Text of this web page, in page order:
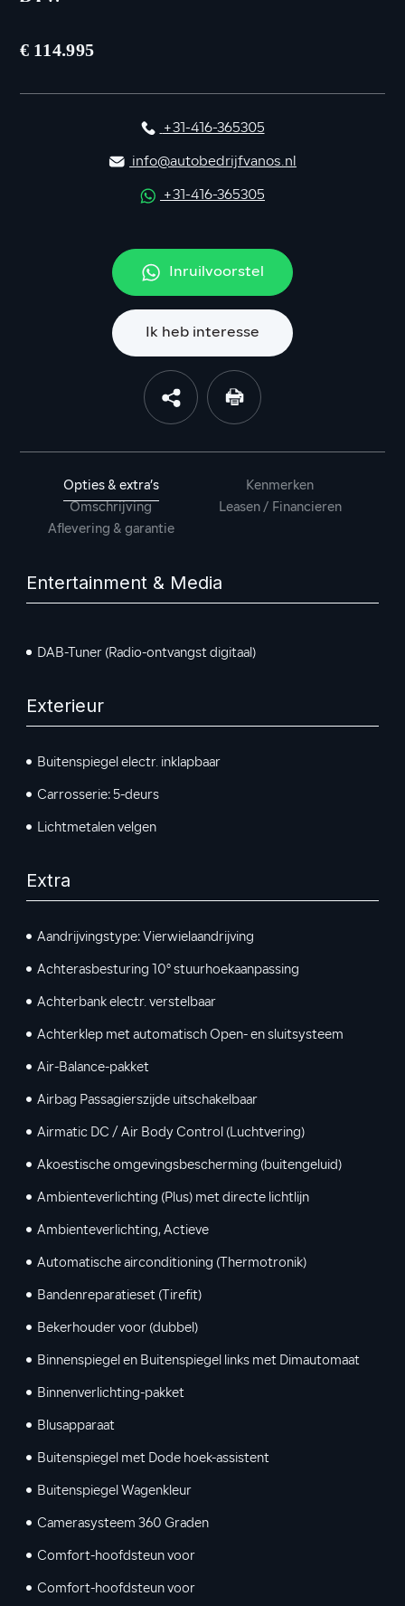
€ 114.995
+31-416-365305
info@autobedrijfvanos.nl
+31-416-365305
Inruilvoorstel
Ik heb interesse
Opties & extra’s
Kenmerken
Omschrijving
Leasen / Financieren
Aflevering & garantie
Entertainment & Media
DAB-Tuner (Radio-ontvangst digitaal)
Exterieur
Buitenspiegel electr. inklapbaar
Carrosserie: 5-deurs
Lichtmetalen velgen
Extra
Aandrijvingstype: Vierwielaandrijving
Achterasbesturing 10° stuurhoekaanpassing
Achterbank electr. verstelbaar
Achterklep met automatisch Open- en sluitsysteem
Air-Balance-pakket
Airbag Passagierszijde uitschakelbaar
Airmatic DC / Air Body Control (Luchtvering)
Akoestische omgevingsbescherming (buitengeluid)
Ambienteverlichting (Plus) met directe lichtlijn
Ambienteverlichting, Actieve
Automatische airconditioning (Thermotronik)
Bandenreparatieset (Tirefit)
Bekerhouder voor (dubbel)
Binnenspiegel en Buitenspiegel links met Dimautomaat
Binnenverlichting-pakket
Blusapparaat
Buitenspiegel met Dode hoek-assistent
Buitenspiegel Wagenkleur
Camerasysteem 360 Graden
Comfort-hoofdsteun voor
Comfort-hoofdsteun voor